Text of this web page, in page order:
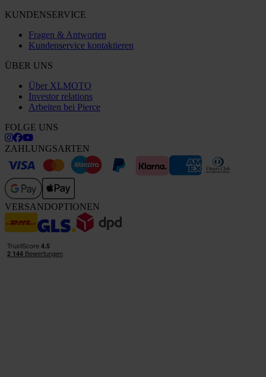
KUNDENSERVICE
Fragen & Antworten
Kundenservice kontaktieren
ÜBER UNS
Über XLMOTO
Investor relations
Arbeiten bei Pierce
FOLGE UNS
ZAHLUNGSARTEN
VERSANDOPTIONEN